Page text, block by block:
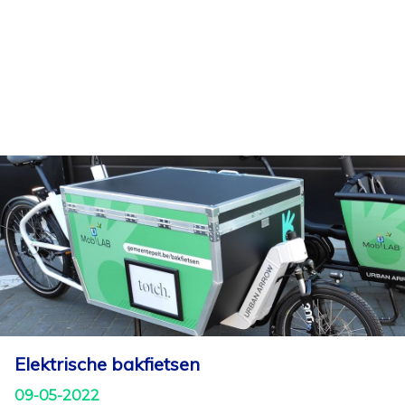
Elektrische bakfietsen
09-05-2022